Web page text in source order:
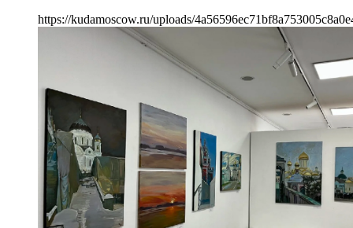
https://kudamoscow.ru/uploads/